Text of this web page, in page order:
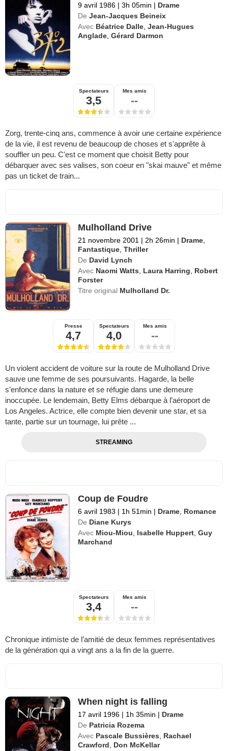
9 avril 1986 | 3h 05min | Drame
De Jean-Jacques Beineix
Avec Béatrice Dalle ,Jean-Hugues
Anglade ,Gérard Darmon
Spectateurs
3,5
Mes amis
--
Zorg, trente-cinq ans, commence à avoir une certaine expérience
de la vie, il est revenu de beaucoup de choses et s'apprête à
souffler un peu. C'est ce moment que choisit Betty pour
débarquer avec ses valises, son coeur en "skai mauve" et même
pas un ticket de train...
Mulholland Drive
21 novembre 2001 | 2h 26min | Drame
Fantastique ,Thriller
De David Lynch
Avec Naomi Watts Laura Harring
Robert
Forster
Titre original Mulholland Dr.
Presse
4,7
Spectateurs
4,0
Mes amis
--
Un violent accident de voiture sur la route de Mulholland Drive
sauve une femme de ses poursuivants. Hagarde, la belle
s’enfonce dans la nature et se réfugie dans une demeure
inoccupée. Le lendemain, Betty Elms débarque à l’aéroport de
Los Angeles. Actrice, elle compte bien devenir une star, et sa
tante, partie sur un tournage, lui prête ...
STREAMING
Coup de Foudre
6 avril 1983 | 1h 51min | Drame Romance
De Diane Kurys
Avec Miou-Miou Isabelle Huppert ,Guy
Marchand
Spectateurs
3,4
Mes amis
--
Chronique intimiste de l’amitié de deux femmes représentatives
de la génération qui a vingt ans a la fin de la guerre.
When night is falling
17 avril 1996 | 1h 35min | Drame
De Patricia Rozema
Avec Pascale Bussières
Rachael
Crawford
Don McKellar